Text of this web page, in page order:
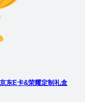
东E卡&荣耀定制礼盒